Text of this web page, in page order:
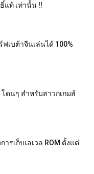
แท้ เท่านั้น !!
ฟเบต้าจีนเล่นได้ 100%
ดนๆ สำหรับสาวกเกมส์
รเก็บเลเวล ROM ตั้งแต่